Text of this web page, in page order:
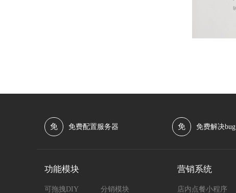
免 免费配置服务器 免 免费解决bug
功能模块
可拖拽DIY 分销模块
营销系统
店内点餐小程序